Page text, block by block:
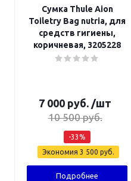
Сумка Thule Aion
Toiletry Bag nutria, для
средств гигиены,
коричневая, 3205228
7 000 руб. /шт
10 500руб.
-33 %
Экономия 3 500 руб.
Подробнее